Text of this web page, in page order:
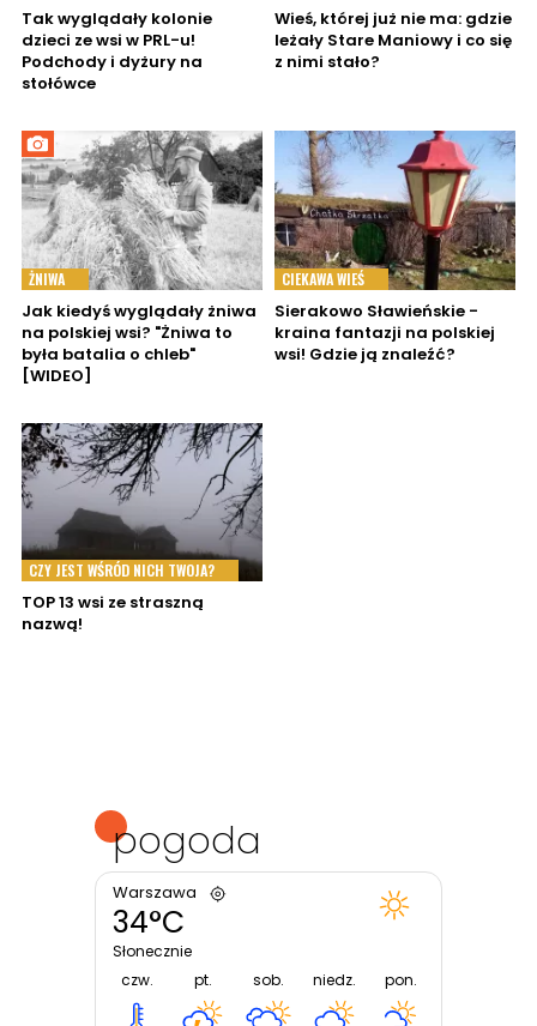
Tak wyglądały kolonie
dzieci ze wsi w PRL-u!
Podchody i dyżury na
stołówce
Wieś, której już nie ma: gdzie
leżały Stare Maniowy i co się
z nimi stało?
ŻNIWA
Jak kiedyś wyglądały żniwa
na polskiej wsi? "Żniwa to
była batalia o chleb"
[WIDEO]
CIEKAWA WIEŚ
Sierakowo Sławieńskie -
kraina fantazji na polskiej
wsi! Gdzie ją znaleźć?
CZY JEST WŚRÓD NICH TWOJA?
TOP 13 wsi ze straszną
nazwą!
pogoda
Warszawa
34°C
Słonecznie
czw.
pt. sob. niedz. pon.